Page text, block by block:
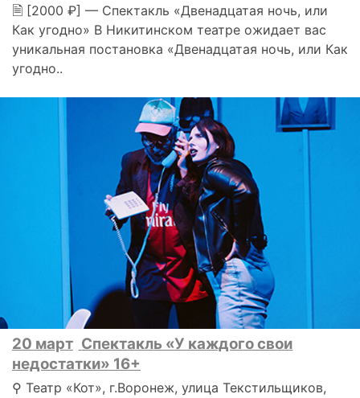
🗎 [2000 ₽] — Спектакль «Двенадцатая ночь, или
Как угодно» В Никитинском театре ожидает вас
уникальная постановка «Двенадцатая ночь, или Как
угодно..
20 март Спектакль «У каждого свои
недостатки» 16+
⚲ Театр «Кот», г.Воронеж, улица Текстильщиков,